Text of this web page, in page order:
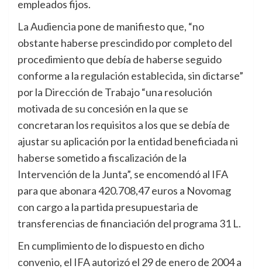
empleados fijos.
La Audiencia pone de manifiesto que, “no
obstante haberse prescindido por completo del
procedimiento que debía de haberse seguido
conforme a la regulación establecida, sin dictarse”
por la Dirección de Trabajo “una resolución
motivada de su concesión en la que se
concretaran los requisitos a los que se debía de
ajustar su aplicación por la entidad beneficiada ni
haberse sometido a fiscalización de la
Intervención de la Junta”, se encomendó al IFA
para que abonara 420.708,47 euros a Novomag
con cargo a la partida presupuestaria de
transferencias de financiación del programa 31 L.
En cumplimiento de lo dispuesto en dicho
convenio, el IFA autorizó el 29 de enero de 2004 a